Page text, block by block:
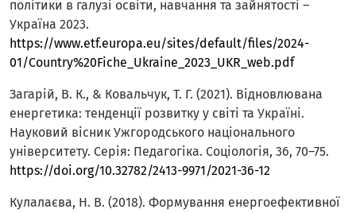
політики в галузі освіти, навчання та зайнятості –
Україна 2023.
https://www.etf.europa.eu/sites/default/files/2024-
01/Country%20Fiche_Ukraine_2023_UKR_web.pdf
Загарій, В. К., & Ковальчук, Т. Г. (2021). Відновлювана
енергетика: тенденції розвитку у світі та Україні.
Науковий вісник Ужгородського національного
університету. Серія: Педагогіка. Соціологія, 36, 70–75.
https://doi.org/10.32782/2413-9971/2021-36-12
Кулалаєва, Н. В. (2018). Формування енергоефективної